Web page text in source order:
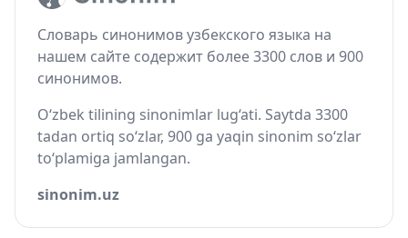
Словарь синонимов узбекского языка на
нашем сайте содержит более 3300 слов и 900
синонимов.
O‘zbek tilining sinonimlar lug‘ati. Saytda 3300
tadan ortiq so‘zlar, 900 ga yaqin sinonim so‘zlar
to‘plamiga jamlangan.
sinonim.uz